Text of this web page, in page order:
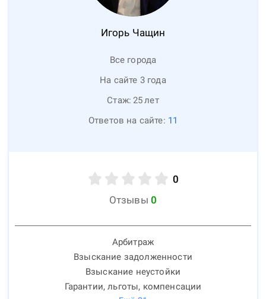
Игорь Чащин
Все города
На сайте 3 года
Стаж: 25лет
Ответов на сайте: 11
0
Отзывы 0
Арбитраж
Взыскание задолженности
Взыскание неустойки
Гарантии, льготы, компенсации